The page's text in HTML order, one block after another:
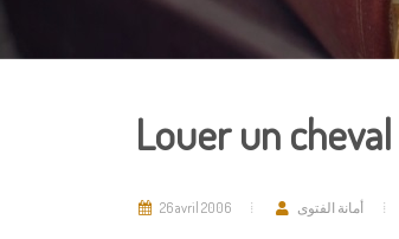
Louer un
26 avril 2006 أمانة الفتوى